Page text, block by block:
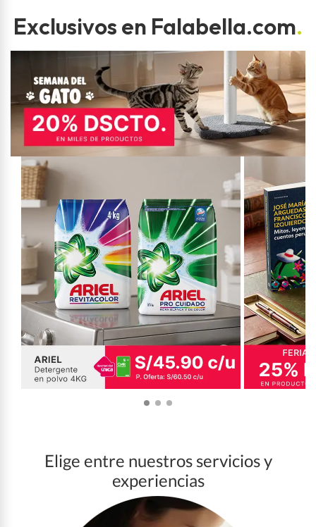
Exclusivos en Falabella.com.
Elige entre nuestros servicios y
experiencias